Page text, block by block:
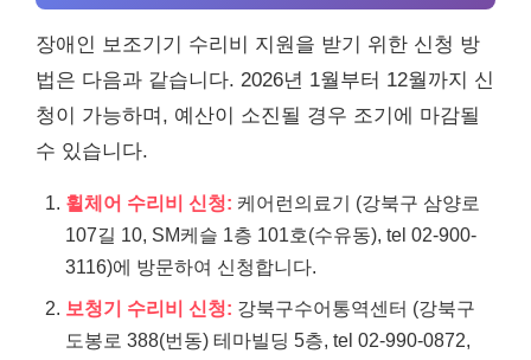
장애인 보조기기 수리비 지원을 받기 위한 신청 방
법은 다음과 같습니다. 2026년 1월부터 12월까지 신
청이 가능하며, 예산이 소진될 경우 조기에 마감될
수 있습니다.
휠체어 수리비 신청: 케어런의료기 (강북구 삼양로
107길 10, SM케슬 1층 101호(수유동), tel 02-900-
3116)에 방문하여 신청합니다.
보청기 수리비 신청: 강북구수어통역센터 (강북구
도봉로 388(번동) 테마빌딩 5층, tel 02-990-0872,